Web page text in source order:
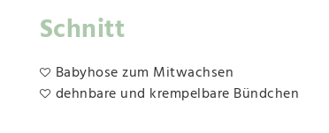
Schnitt
Babyhose zum Mitwachsen
dehnbare und krempelbare Bündchen